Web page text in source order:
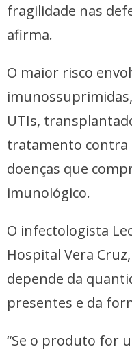
fragilidade nas
afirma.
O maior risco
UTIs,
tratamento contra
doenças que
imunológico.
O infectologista
Hospital Vera
depende da
presentes e da
“Se o produto for